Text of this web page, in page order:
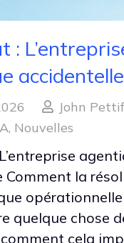
:
accidentelle
John
, Nouvelles
Comment la
quelque chose
cela